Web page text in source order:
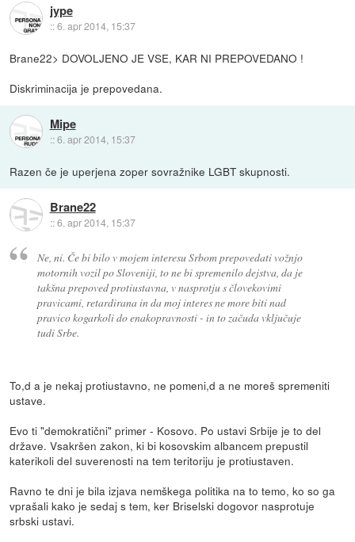
jype
::6. apr 2014, 15:37
Brane22> DOVOLJENO JE VSE, KAR NI PREPOVEDANO !
Diskriminacija je prepovedana.
Mipe
::6. apr 2014, 15:37
Razen če je uperjena zoper sovražnike LGBT skupnosti.
Brane22
::6. apr 2014, 15:37
Ne, ni. Če bi bilo v mojem interesu Srbom prepovedati vožnjo
motornih vozil po Sloveniji, to ne bi spremenilo dejstva, da je
takšna prepoved protiustavna, v nasprotju s človekovimi
pravicami, retardirana in da moj interes ne more biti nad
pravico kogarkoli do enakopravnosti - in to začuda vključuje
tudi Srbe.
To,d a je nekaj protiustavno, ne pomeni,d a ne moreš spremeniti
ustave.
Evo ti "demokratični" primer - Kosovo. Po ustavi Srbije je to del
države. Vsakršen zakon, ki bi kosovskim albancem prepustil
katerikoli del suverenosti na tem teritoriju je protiustaven.
Ravno te dni je bila izjava nemškega politika na to temo, ko so ga
vprašali kako je sedaj s tem, ker Briselski dogovor nasprotuje
srbski ustavi.